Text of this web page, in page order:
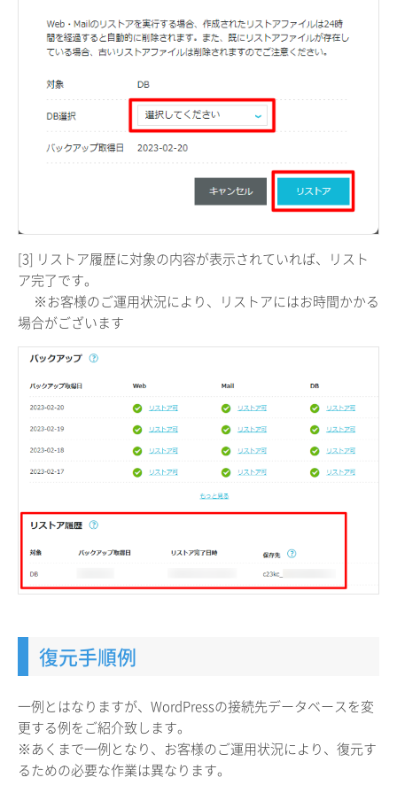
[3] リストア履歴に対象の内容が表示されていれば、リスト
ア完了です。
※お客様のご運用状況により、リストアにはお時間かかる
場合がございます
復元手順例
一例とはなりますが、WordPressの接続先データベースを変
更する例をご紹介致します。
※あくまで一例となり、お客様のご運用状況により、復元す
るための必要な作業は異なります。